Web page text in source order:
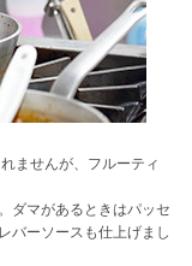
ませんが、フルーティ
ダマがあるときはパッセ
バーソースも仕上げまし